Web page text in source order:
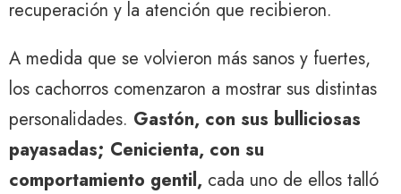
recuperación y la atención que recibieron.
A medida que se volvieron más sanos y fuertes,
los cachorros comenzaron a mostrar sus distintas
personalidades. Gastón, con sus bulliciosas
payasadas; Cenicienta, con su
comportamiento gentil, cada uno de ellos talló